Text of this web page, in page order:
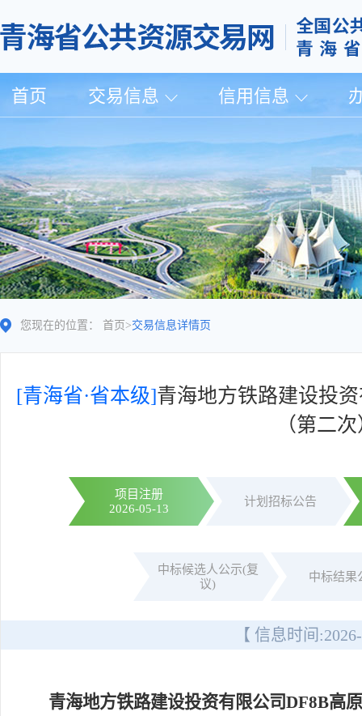
首页 交易信息 信用信息
您现在的位置： 首页 >交易信息详情页
[青海省·省本级]青海地方铁路建设投
（第二
项目注册
2026-05-13
计划招标公告
中标候选人公示(复
议)
中标结果
【 信息时间:
青海地方铁路建设投资有限公司DF8B高